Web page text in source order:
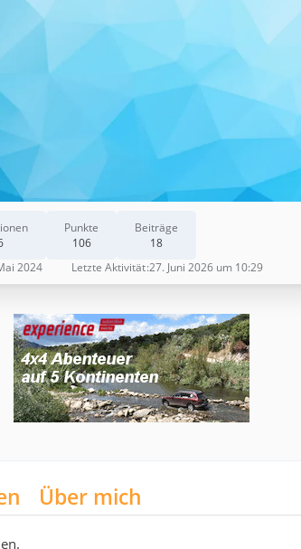
Punkte
106
Beiträge
18
2024 Letzte Aktivität 27. Juni 2026 um 10:29
Über mich